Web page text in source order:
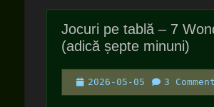
Jocuri pe tablă – 7
(adică șepte minuni)
Posted
on
2026-05-05 3